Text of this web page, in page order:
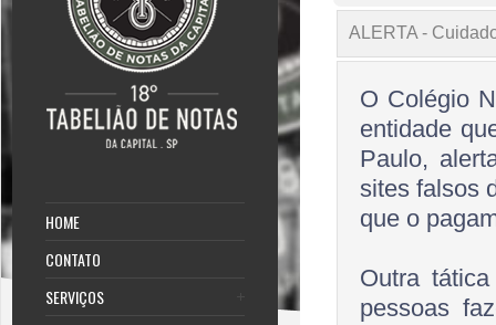
HOME
CONTATO
SERVIÇOS
ALERTA -
O Colégio
entidade
Paulo,
sites falsos
que o
Outra
pessoas